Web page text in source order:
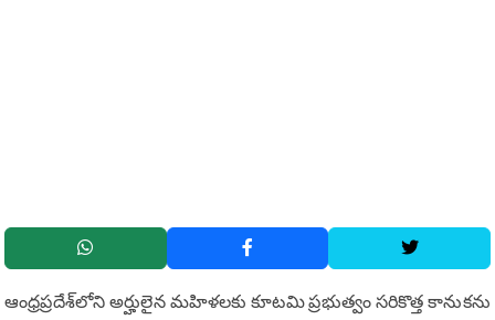
ఆంధ్రప్రదేశ్‌లోని అర్హులైన మహిళలకు కూటమి ప్రభుత్వం సరికొత్త కానుకను